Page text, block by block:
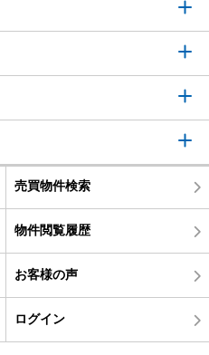
売買物件検索
物件閲覧履歴
お客様の声
ログイン